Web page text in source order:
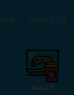
كل المتاجر
التعليم